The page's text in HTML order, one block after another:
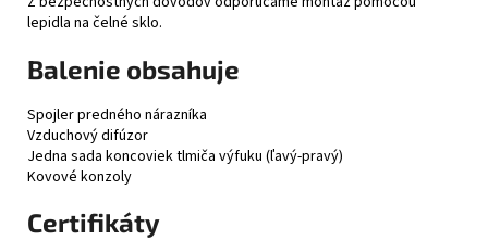
lepidla na čelné sklo.
Balenie obsahuje
Spojler predného nárazníka
Vzduchový difúzor
Jedna sada koncoviek tlmiča výfuku (ľavý-pravý)
Kovové konzoly
Certifikáty